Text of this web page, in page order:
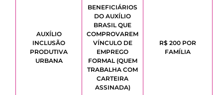
AUXÍLIO
INCLUSÃO
PRODUTIVA
URBANA
BENEFICIÁRIOS
DO AUXÍLIO
BRASIL QUE
COMPROVAREM
VÍNCULO DE
EMPREGO
FORMAL (QUEM
TRABALHA COM
CARTEIRA
ASSINADA)
R$ 200 POR
FAMÍLIA